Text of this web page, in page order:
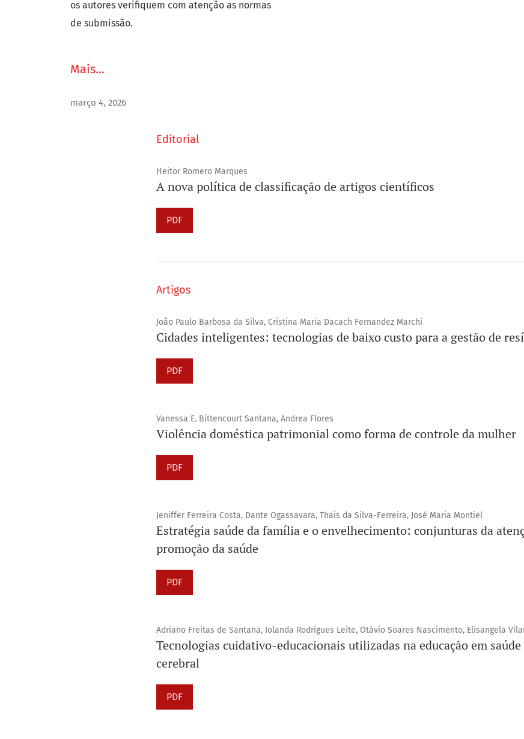
os autores verifiquem com atenção as normas
de submissão.
Mais…
março 4, 2026
Editorial
Heitor Romero Marques
A nova política de classificação de artigos científicos
PDF
Artigos
João Paulo Barbosa da Silva, Cristina Maria Dacach Fernandez Marchi
Cidades inteligentes: tecnologias de baixo custo para a gestão de
PDF
Vanessa E. Bittencourt Santana, Andrea Flores
Violência doméstica patrimonial como forma de controle da mulher
PDF
Jeniffer Ferreira Costa, Dante Ogassavara, Thais da Silva-Ferreira, José Maria Montiel
Estratégia saúde da família e o envelhecimento: conjunturas da
promoção da saúde
PDF
Adriano Freitas de Santana, Iolanda Rodrigues Leite, Otávio Soares Nascimento, Elisangela
Tecnologias cuidativo-educacionais utilizadas na educação em
cerebral
PDF